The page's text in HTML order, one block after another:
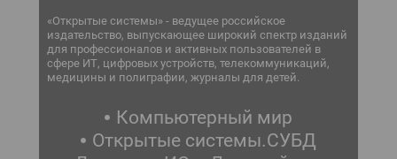
«Открытые системы» - ведущее российское
издательство, выпускающее широкий спектр изданий
для профессионалов и активных пользователей в
сфере ИТ, цифровых устройств, телекоммуникаций,
медицины и полиграфии, журналы для детей.
Компьютерный мир
Открытые системы.СУБД